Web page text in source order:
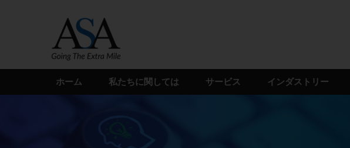
ホーム 私たちに関しては サービス インダストリー